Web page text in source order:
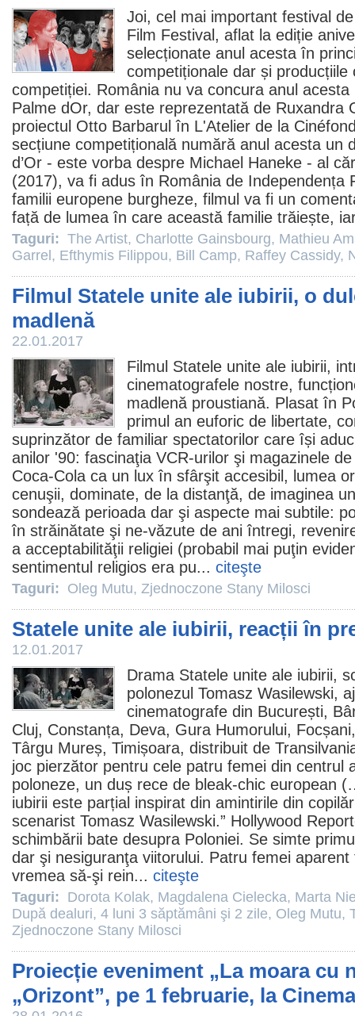
Joi, cel mai important festival
Film Festival, aflat la ediție
selecționate anul acesta în
competiționale dar și
competiției. România nu va concura anul
Palme dOr, dar este reprezentată de Ruxandra
proiectul Otto Barbarul în L'Atelier de la
secțiune competițională numără anul acesta un
d’Or - este vorba despre Michael Haneke - al
(2017), va fi adus în România de Independența
familii europene burgheze, filmul va fi un
față de lumea în care această familie trăiește,
Taguri: The Artist, Charlotte Gainsbourg, Mathieu
Garrel , Efthymis Filippou, Bill Camp, Raffey Cassidy,
Filmul Statele unite ale iubirii, o
madlenă
22.01.2017
Filmul Statele unite ale iubirii,
cinematografele nostre,
madlenă proustiană. Plasat în
primul an euforic de libertate,
suprinzător de familiar spectatorilor care își
anilor '90: fascinaţia VCR-urilor şi magazinele
Coca-Cola ca un lux în sfârşit accesibil, lumea
cenuşii, dominate, de la distanţă, de imaginea
sondează perioada dar şi aspecte mai subtile:
în străinătate şi ne-văzute de ani întregi,
a acceptabilităţii religiei (probabil mai puţin
sentimentul religios era pu... citeşte
Taguri: Oleg Mutu, Zjednoczone Stany Milosci
Statele unite ale iubirii, reacții în
12.01.2017
Drama Statele unite ale iubirii,
polonezul Tomasz Wasilewski,
cinematografe din București,
Cluj, Constanța, Deva, Gura Humorului,
Târgu Mureș, Timișoara, distribuit de
joc pierzător pentru cele patru femei din centrul
poloneze, un duș rece de bleak-chic european
iubirii este parțial inspirat din amintirile din
scenarist Tomasz Wasilewski.” Hollywood
schimbării bate desupra Poloniei. Se simte
dar şi nesiguranţa viitorului. Patru femei
vremea să-şi rein... citeşte
Taguri: Dorota Kolak, Magdalena Cielecka, Marta
După dealuri, 4 luni 3 săptămâni şi 2 zile, Oleg Mutu,
Zjednoczone Stany Milosci
Proiecție eveniment „La moara cu
„Orizont”, pe 1 februarie, la